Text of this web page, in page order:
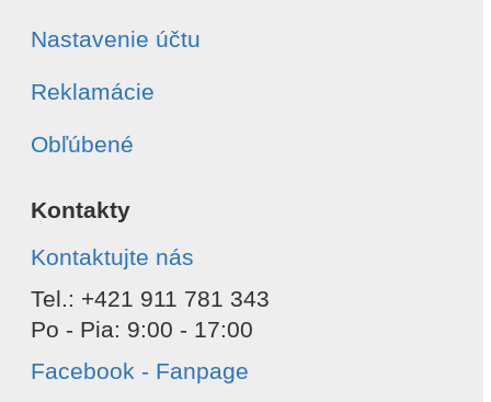
Nastavenie účtu
Reklamácie
Obľúbené
Kontakty
Kontaktujte nás
Tel.: +421 911 781 343
Po - Pia: 9:00 - 17:00
Facebook - Fanpage